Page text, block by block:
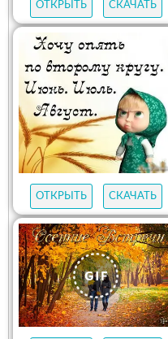
ОТКРЫТЬ СКАЧАТЬ
ОТКРЫТЬ СКАЧАТЬ